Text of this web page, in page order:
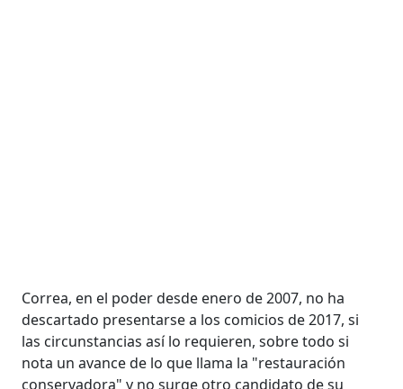
Correa, en el poder desde enero de 2007, no ha
descartado presentarse a los comicios de 2017, si
las circunstancias así lo requieren, sobre todo si
nota un avance de lo que llama la "restauración
conservadora" y no surge otro candidato de su